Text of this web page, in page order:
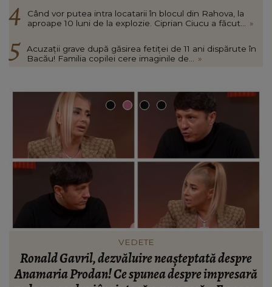
Când vor putea intra locatarii în blocul din Rahova, la
aproape 10 luni de la explozie. Ciprian Ciucu a făcut...
»
Acuzații grave după găsirea fetiței de 11 ani dispărute în
Bacău! Familia copilei cere imaginile de...
»
INFORMATIILE ZILEI
BREAKING! Lionel Messi este în doliu! Tatăl
fotbalistului s-a stins din viață!